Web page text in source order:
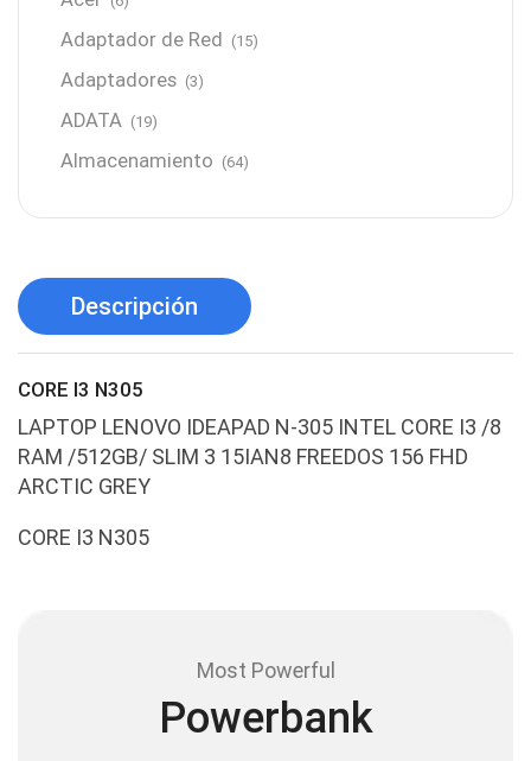
Adaptador de Red (15)
Adaptadores (3)
ADATA (19)
Almacenamiento (64)
Antivirus (1)
Aro de luz
Audífonos
Audífonos inalámbricos
Bombillas inteligente (6)
Descripción
CORE I3 N305
LAPTOP LENOVO IDEAPAD N-305 INTEL CORE I3 /8
RAM /512GB/ SLIM 3 15IAN8 FREEDOS 156 FHD
ARCTIC GREY
CORE I3 N305
Most Powerful
Powerbank